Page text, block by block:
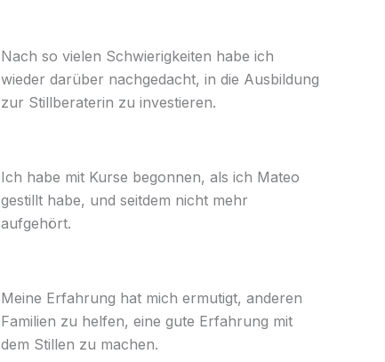
Nach so vielen Schwierigkeiten habe ich
wieder darüber nachgedacht, in die Ausbildung
zur Stillberaterin zu investieren.
Ich habe mit Kurse begonnen, als ich Mateo
gestillt habe, und seitdem nicht mehr
aufgehört.
Meine Erfahrung hat mich ermutigt, anderen
Familien zu helfen, eine gute Erfahrung mit
dem Stillen zu machen.